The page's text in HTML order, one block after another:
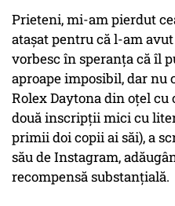
Prieteni, mi-am pierdut
ataşat pentru că l-am
vorbesc în speranţa că îl
aproape imposibil, dar nu
Rolex Daytona din oţel cu
două inscripţii mici cu
primii doi copii ai săi), a
său de Instagram,
recompensă substanţială.